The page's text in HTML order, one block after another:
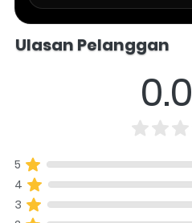
Ulasan Pelanggan
0.0
5
4
3